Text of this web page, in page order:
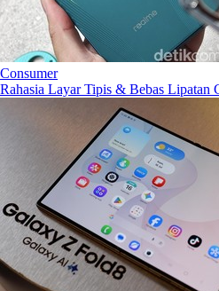
Consumer
Rahasia Layar Tipis & Bebas Lipatan